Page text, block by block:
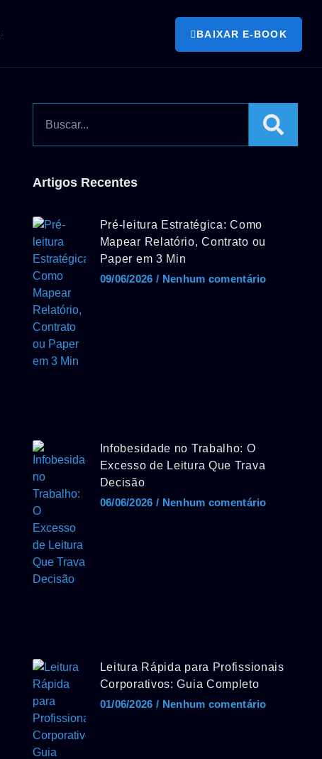
BAIXAR E-BOOK
Artigos Recentes
Pré-leitura Estratégica: Como
Mapear Relatório, Contrato ou
Paper em 3 Min
09/06/2026
Nenhum comentário
Infobesidade no Trabalho: O
Excesso de Leitura Que Trava
Decisão
06/06/2026
Nenhum comentário
Leitura Rápida para Profissionais
Corporativos: Guia Completo
01/06/2026
Nenhum comentário